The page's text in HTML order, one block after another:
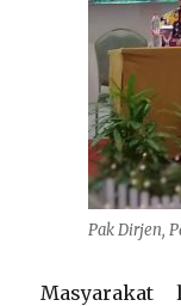
Pak Dirjen,
Masyarakat